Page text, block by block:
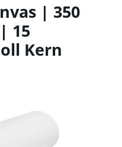
| 350
15
Kern